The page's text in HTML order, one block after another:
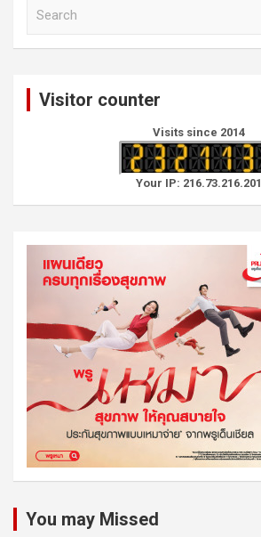
Visitor counter
Visits since 2014
Your IP: 216.73.216.201
You may Missed